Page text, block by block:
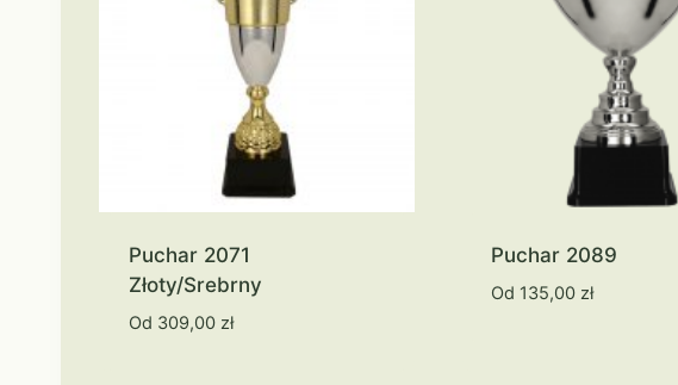
Puchar 2071
Złoty/Srebrny
Od 309,00 zł
Puchar 2089
Od 135,00 zł